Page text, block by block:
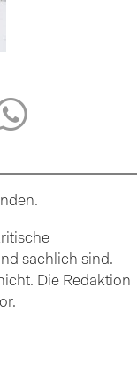
sachlich sind.
Die Redaktion